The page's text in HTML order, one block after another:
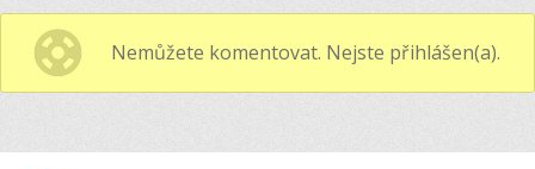
Nemůžete komentovat. Nejste přihlášen(a).